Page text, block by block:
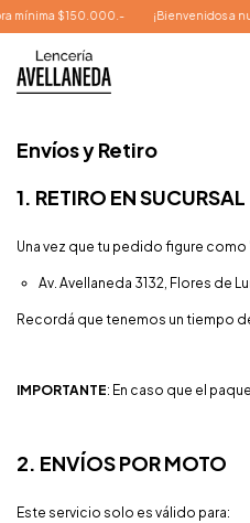
$150.000.- ¡Bienvenidos a
Envíos y Retiro
1. RETIRO EN SUCURSAL
Una vez que tu pedido figure como
Av. Avellaneda 3132, Flores de
Recordá que tenemos un tiempo
IMPORTANTE: En caso que el
2. ENVÍOS POR MOTO
Este servicio solo es válido para: